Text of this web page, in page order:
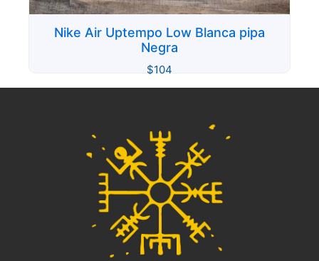
Nike Air Uptempo Low Blanca pipa
Negra
$104